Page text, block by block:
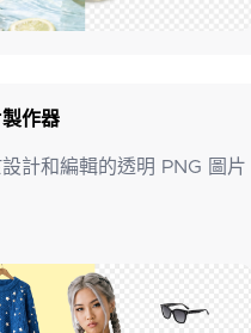
作器
計和編輯的透明 PNG 圖片